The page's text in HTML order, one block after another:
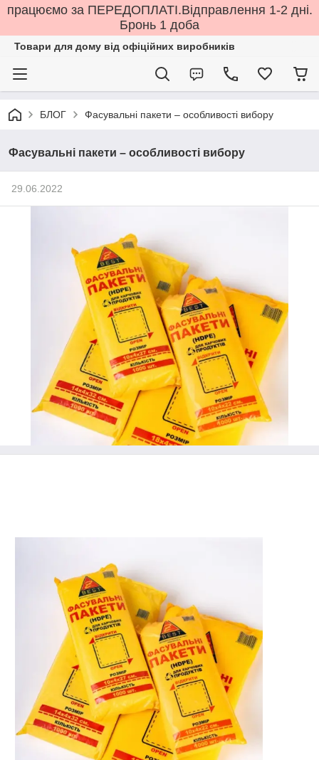
працюємо за ПЕРЕДОПЛАТІ.Відправлення 1-2 дні.
Бронь 1 доба
Товари для дому від офіційних виробників
БЛОГ Фасувальні пакети – особливості вибору
Фасувальні пакети – особливості вибору
29.06.2022